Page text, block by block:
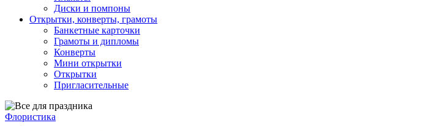
Диски и помпоны
Открытки, конверты, грамоты
Банкетные карточки
Грамоты и дипломы
Конверты
Мини открытки
Открытки
Пригласительные
Флористика